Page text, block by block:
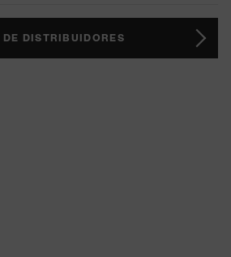
DE DISTRIBUIDORES